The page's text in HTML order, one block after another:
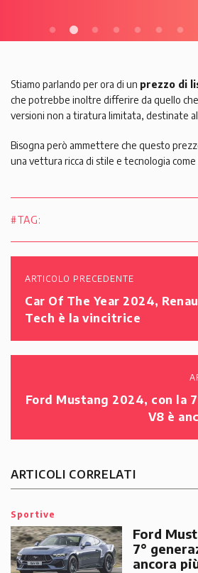
Stiamo parlando per ora di un prezzo di
che potrebbe inoltre differire da quello che
versioni non a tiratura limitata, destinate
Bisogna però ammettere che questo
una vettura ricca di stile e tecnologia
#TAG:
ARTICOLO PRECEDENTE
Car Of The Year 2024,
Tech è la vincitrice
Ford Mustang 2024, con la
V8 è
ARTICOLI CORRELATI
Sportive
Ford
7°
ancora